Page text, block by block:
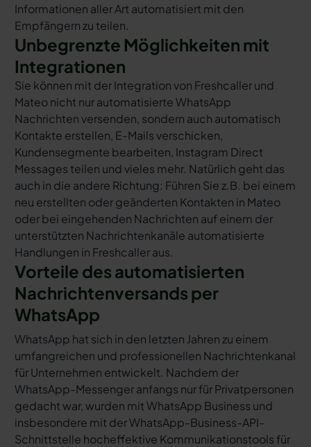
Informationen aller Art automatisiert mit den
Empfängern zu teilen.
Unbegrenzte Möglichkeiten mit
Integrationen
Sie können mit der Integration von Freshcaller und
Mateo nicht nur automatisierte WhatsApp
Nachrichten versenden, sondern auch automatisch
Kontakte erstellen, E-Mails verschicken,
Kundensegmente bearbeiten, Instagram Direct
Messages teilen und vieles mehr. Natürlich geht das
auch in die andere Richtung: Führen Sie z.B. bei einem
neu erstellten oder geänderten Kontakten in Mateo
oder bei eingehenden Nachrichten auf einem der
unterstützten Nachrichtenkanäle automatisierte
Handlungen in Freshcaller aus.
Vorteile des automatisierten
Nachrichtenversands per
WhatsApp
WhatsApp hat sich in den letzten Jahren zu einem
umfangreichen und professionellen Nachrichtenkanal
für Unternehmen entwickelt. Nachdem der
WhatsApp-Messenger anfangs nur für Privatpersonen
gedacht war, wurden mit WhatsApp Business und
insbesondere mit der WhatsApp-Business-API-
Schnittstelle hocheffektive Kommunikationstools für